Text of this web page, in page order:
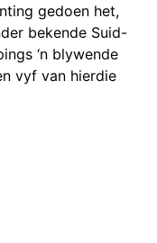
gedoen het,
bekende Suid-
‘n blywende
vyf van hierdie